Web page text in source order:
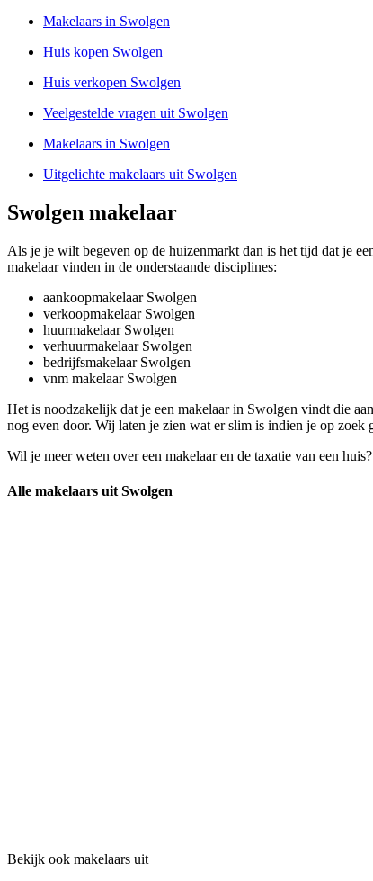
Makelaars in Swolgen
Huis kopen Swolgen
Huis verkopen Swolgen
Veelgestelde vragen uit Swolgen
Makelaars in Swolgen
Uitgelichte makelaars uit Swolgen
Swolgen makelaar
Als je je wilt begeven op de huizenmarkt dan is het tijd dat je
makelaar vinden in de onderstaande disciplines:
aankoopmakelaar Swolgen
verkoopmakelaar Swolgen
huurmakelaar Swolgen
verhuurmakelaar Swolgen
bedrijfsmakelaar Swolgen
vnm makelaar Swolgen
Het is noodzakelijk dat je een makelaar in Swolgen vindt die
nog even door. Wij laten je zien wat er slim is indien je op zoek
Wil je meer weten over een makelaar en de taxatie van een
Alle makelaars uit Swolgen
Bekijk ook makelaars uit